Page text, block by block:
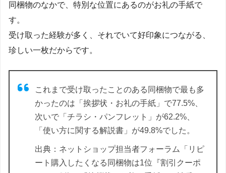
同梱物のなかで、特別な位置にあるのがお礼の手紙で
す。
受け取った経験が多く、それでいて好印象につながる、
珍しい一枚だからです。
これまで受け取ったことのある同梱物で最も多
かったのは「挨拶状・お礼の手紙」で77.5%、
次いで「チラシ・パンフレット」が62.2%、
「使い方に関する解説書」が49.8%でした。
出典：ネットショップ担当者フォーラム「リピ
ート購入したくなる同梱物は1位『割引クーポ